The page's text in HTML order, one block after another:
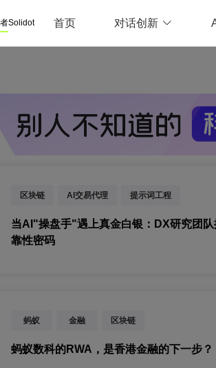
Solidot 首页 对话创新
区块链 AI交易代理 提示词工程
当AI"操盘手"遇上真金白银：DX研究团
靠性密码
蚂蚁 金融 区块链
蚂蚁数科的RWA，是香港金融的下一步？